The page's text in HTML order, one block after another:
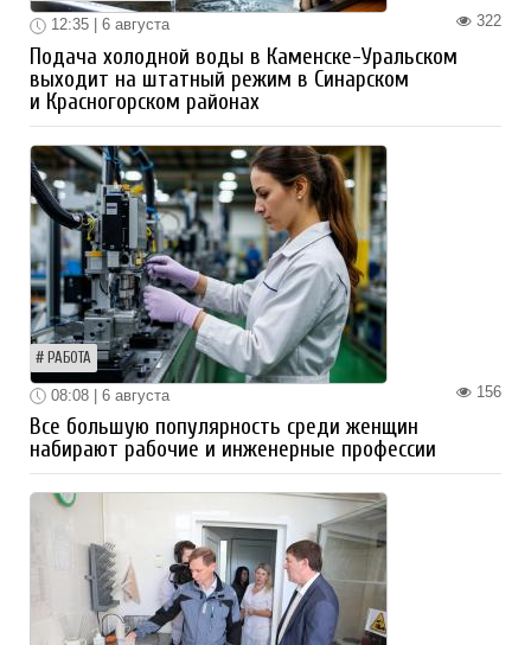
322
12:35 | 6 августа
Подача холодной воды в Каменске-Уральском
выходит на штатный режим в Синарском
и Красногорском районах
РАБОТА
156
08:08 | 6 августа
Все большую популярность среди женщин
набирают рабочие и инженерные профессии